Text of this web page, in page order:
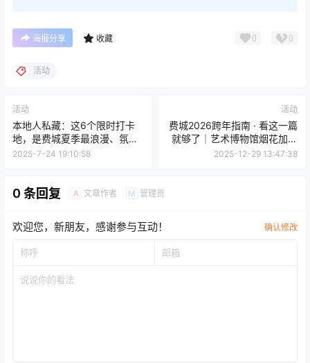
海报分享 收藏 0 0
活动
活动
本地人私藏：这6个限时打卡
地，是费城夏季最浪漫、氛围
感爆棚的独家秘境！
2025-7-24 19:10:58
活动
费城2026跨年指南 · 看这一篇
就够了｜艺术博物馆烟花加场
＋免费音乐会，今年真的不一
2025-12-29 13:47:38
0 条回复 A 文章作者 M 管理员
欢迎您，新朋友，感谢参与互动！ 确认修改